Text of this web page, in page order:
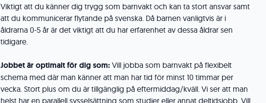
Viktigt att du känner dig trygg som barnvakt och kan ta stort ansvar samt
att du kommunicerar flytande på svenska. Då barnen vanligtvis är i
åldrarna 0-5 år är det viktigt att du har erfarenhet av dessa åldrar sen
tidigare.
Jobbet är optimalt för dig som: Vill jobba som barnvakt på flexibelt
schema med där man känner att man har tid för minst 10 timmar per
vecka. Stort plus om du är tillgänglig på eftermiddag/kväll. Vi ser att man
helst har en parallell sysselsättning som studier eller annat deltidsjobb. Vill